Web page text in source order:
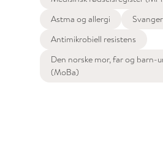
Astma og allergi
Antimikrobiell resistens
Den norske mor, far og barn-
(MoBa)